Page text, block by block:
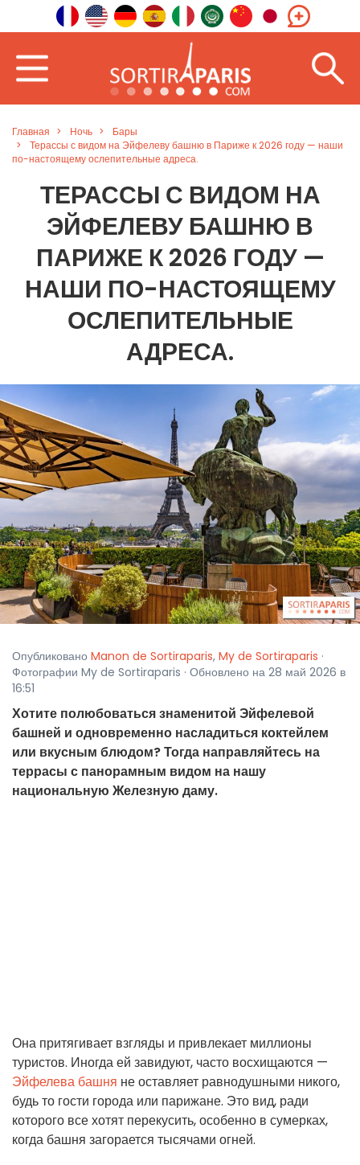
Главная Ночь
Бары
Терассы с видом на Эйфелеву башню в Париже к 2026 году — наши
по-настоящему ослепительные адреса.
ТЕРАССЫ С ВИДОМ НА
ЭЙФЕЛЕВУ БАШНЮ В
ПАРИЖЕ К 2026 ГОДУ —
НАШИ ПО-НАСТОЯЩЕМУ
ОСЛЕПИТЕЛЬНЫЕ
АДРЕСА.
Опубликовано Manon de Sortiraparis, My de Sortiraparis ·
Фотографии My de Sortiraparis · Обновлено на 28 май 2026 в
16:51
Хотите полюбоваться знаменитой Эйфелевой
башней и одновременно насладиться коктейлем
или вкусным блюдом? Тогда направляйтесь на
террасы с панорамным видом на нашу
национальную Железную даму.
Она притягивает взгляды и привлекает миллионы
туристов. Иногда ей завидуют, часто восхищаются —
Эйфелева башня не оставляет равнодушными никого,
будь то гости города или парижане. Это вид, ради
которого все хотят перекусить, особенно в сумерках,
когда башня загорается тысячами огней.